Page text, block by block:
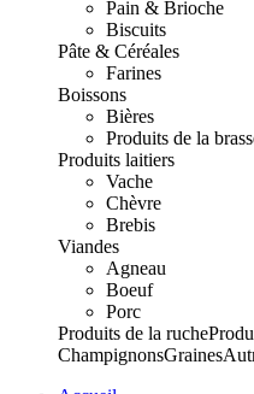
Pain & Brioche
Biscuits
Pâte & Céréales
Farines
Boissons
Bières
Produits de la
Produits laitiers
Vache
Chèvre
Brebis
Viandes
Agneau
Boeuf
Porc
Produits de la ruche
ChampignonsGraines